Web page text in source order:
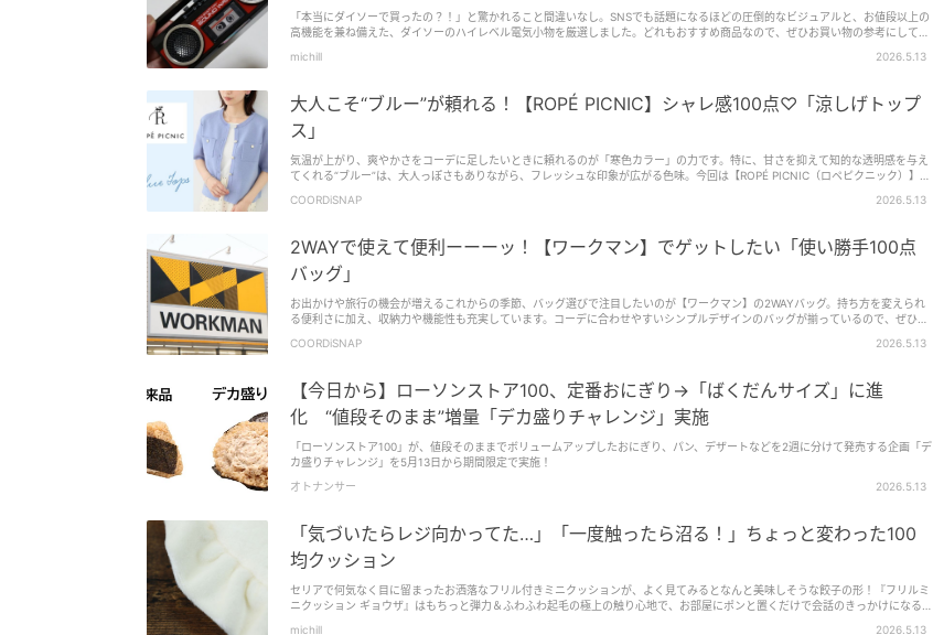
「本当にダイソーで買ったの？！」と驚かれること間違いなし。SNSでも話題になるほどの圧倒的なビジュアルと、お値段以上の
高機能を兼ね備えた、ダイソーのハイレベル電気小物を厳選しました。どれもおすすめ商品なので、ぜひお買い物の参考にしてみ
michill 2026.5.13
大人こそ“ブルー”が頼れる！【ROPÉ PICNIC】シャレ感100点♡「涼しげトップ
ス」
気温が上がり、爽やかさをコーデに足したいときに頼れるのが「寒色カラー」の力です。特に、甘さを抑えて知的な透明感を与え
てくれる“ブルー”は、大人っぽさもありながら、フレッシュな印象が広がる色味。今回は【ROPÉ PICNIC（ロペピクニック）】か
爽やかでシャレ感のある夏スタイルを楽しんでみて。
COORDiSNAP 2026.5.13
2WAYで使えて便利ーーーッ！【ワークマン】でゲットしたい「使い勝手100点
バッグ」
お出かけや旅行の機会が増えるこれからの季節、バッグ選びで注目したいのが【ワークマン】の2WAYバッグ。持ち方を変えられ
る便利さに加え、収納力や機能性も充実しています。コーデに合わせやすいシンプルデザインのバッグが揃っているので、ぜひチ
COORDiSNAP 2026.5.13
【今日から】ローソンストア100、定番おにぎり→「ばくだんサイズ」に進
化 “値段そのまま”増量「デカ盛りチャレンジ」実施
「ローソンストア100」が、値段そのままでボリュームアップしたおにぎり、パン、デザートなどを2週に分けて発売する企画「デ
カ盛りチャレンジ」を5月13日から期間限定で実施！
オトナンサー
2026.5.13
「気づいたらレジ向かってた…」「一度触ったら沼る！」ちょっと変わった100
均クッション
セリアで何気なく目に留まったお洒落なフリル付きミニクッションが、よく見てみるとなんと美味しそうな餃子の形！『フリルミ
ニクッション ギョウザ』はもちっと弾力＆ふわふわ起毛の極上の触り心地で、お部屋にポンと置くだけで会話のきっかけになる
michill 2026.5.13